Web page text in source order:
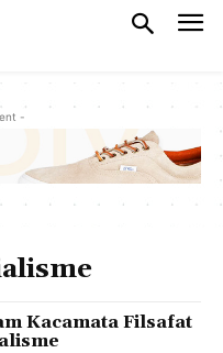
-
Kacamata Filsafat